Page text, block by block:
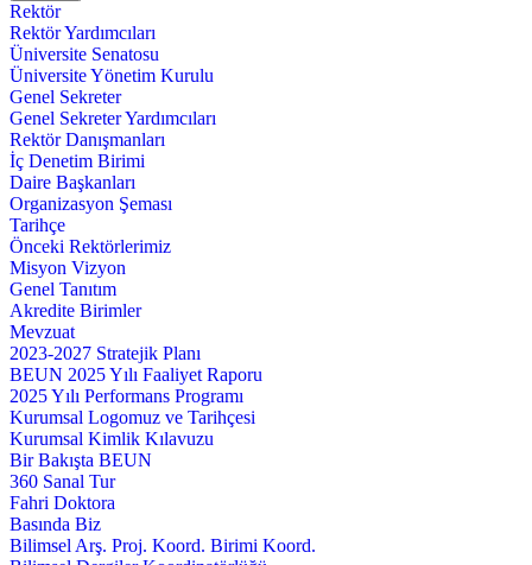
Rektör
Rektör Yardımcıları
Üniversite Senatosu
Üniversite Yönetim Kurulu
Genel Sekreter
Genel Sekreter Yardımcıları
Rektör Danışmanları
İç Denetim Birimi
Daire Başkanları
Organizasyon Şeması
Tarihçe
Önceki Rektörlerimiz
Misyon Vizyon
Genel Tanıtım
Akredite Birimler
Mevzuat
2023-2027 Stratejik Planı
BEUN 2025 Yılı Faaliyet Raporu
2025 Yılı Performans Programı
Kurumsal Logomuz ve Tarihçesi
Kurumsal Kimlik Kılavuzu
Bir Bakışta BEUN
360 Sanal Tur
Fahri Doktora
Basında Biz
Bilimsel Arş. Proj. Koord. Birimi Koord.